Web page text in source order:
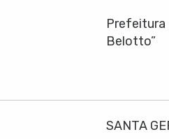
Prefeitura
Belotto”
SANTA